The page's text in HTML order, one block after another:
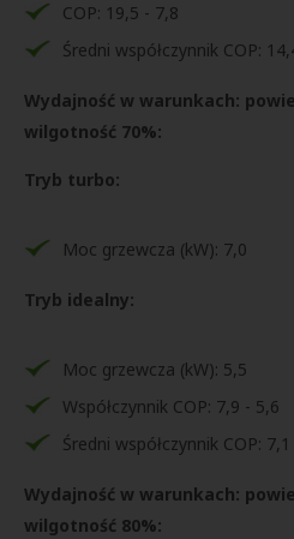
COP: 19,5 - 7,8
Średni współczynnik COP:
Wydajność w warunkach:
wilgotność 70%:
Tryb turbo:
Moc grzewcza (kW): 7,0
Tryb idealny:
Moc grzewcza (kW): 5,5
Współczynnik COP: 7,9 - 5,6
Średni współczynnik COP: 7,1
Wydajność w warunkach:
wilgotność 80%: